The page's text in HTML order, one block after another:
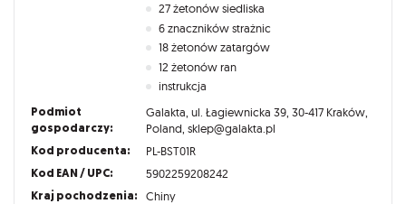
27 żetonów siedliska
6 znaczników strażnic
18 żetonów zatargów
12 żetonów ran
instrukcja
Podmiot
gospodarczy:
Galakta, ul. Łagiewnicka 39, 30-417 Kraków,
Poland, sklep@galakta.pl
Kod producenta: PL-BST01R
Kod EAN / UPC: 5902259208242
Kraj pochodzenia: Chiny